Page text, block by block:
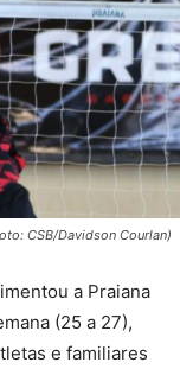
CSB/Davidson Courlan)
a Praiana
(25 a 27),
e familiares